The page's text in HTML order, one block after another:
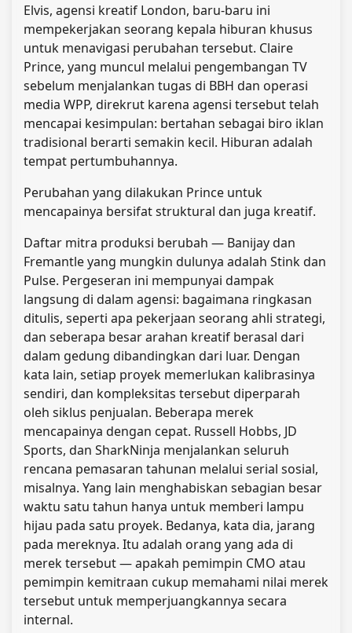
Elvis, agensi kreatif London, baru-baru ini
mempekerjakan seorang kepala hiburan khusus
untuk menavigasi perubahan tersebut. Claire
Prince, yang muncul melalui pengembangan TV
sebelum menjalankan tugas di BBH dan operasi
media WPP, direkrut karena agensi tersebut telah
mencapai kesimpulan: bertahan sebagai biro iklan
tradisional berarti semakin kecil. Hiburan adalah
tempat pertumbuhannya.
Perubahan yang dilakukan Prince untuk
mencapainya bersifat struktural dan juga kreatif.
Daftar mitra produksi berubah — Banijay dan
Fremantle yang mungkin dulunya adalah Stink dan
Pulse. Pergeseran ini mempunyai dampak
langsung di dalam agensi: bagaimana ringkasan
ditulis, seperti apa pekerjaan seorang ahli strategi,
dan seberapa besar arahan kreatif berasal dari
dalam gedung dibandingkan dari luar. Dengan
kata lain, setiap proyek memerlukan kalibrasinya
sendiri, dan kompleksitas tersebut diperparah
oleh siklus penjualan. Beberapa merek
mencapainya dengan cepat. Russell Hobbs, JD
Sports, dan SharkNinja menjalankan seluruh
rencana pemasaran tahunan melalui serial sosial,
misalnya. Yang lain menghabiskan sebagian besar
waktu satu tahun hanya untuk memberi lampu
hijau pada satu proyek. Bedanya, kata dia, jarang
pada mereknya. Itu adalah orang yang ada di
merek tersebut — apakah pemimpin CMO atau
pemimpin kemitraan cukup memahami nilai merek
tersebut untuk memperjuangkannya secara
internal.